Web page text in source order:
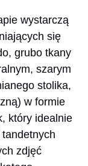
wystarczą
się
grubo tkany
szarym
stolika,
w formie
który idealnie
zdjęć